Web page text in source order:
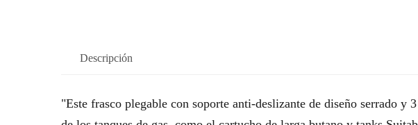
Descripción
"Este frasco plegable con soporte anti-deslizante de diseño serrado y